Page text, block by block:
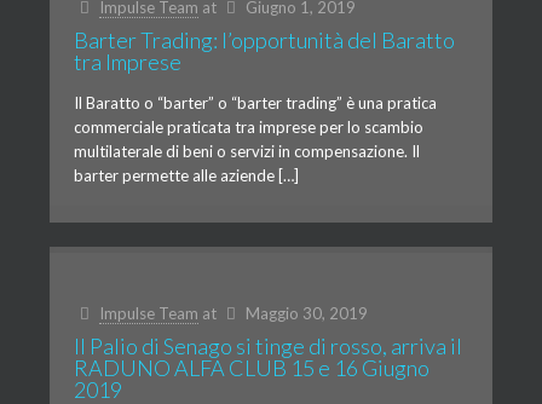
Impulse Team at Giugno 1, 2019
Barter Trading: l’opportunità del Baratto
tra Imprese
Il Baratto o “barter” o “barter trading” è una pratica
commerciale praticata tra imprese per lo scambio
multilaterale di beni o servizi in compensazione. Il
barter permette alle aziende […]
Impulse Team at Maggio 30, 2019
Il Palio di Senago si tinge di rosso, arriva il
RADUNO ALFA CLUB 15 e 16 Giugno
2019